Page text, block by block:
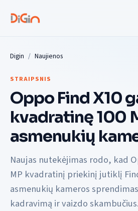
Digin Naujienos
STRAIPSNIS
Oppo Find X10
kvadratinę 100
asmenukių
Naujas nutekėjimas rodo, kad
MP kvadratinį priekinį jutiklį
asmenukių kameros
kadravimą ir vaizdo skambučius.